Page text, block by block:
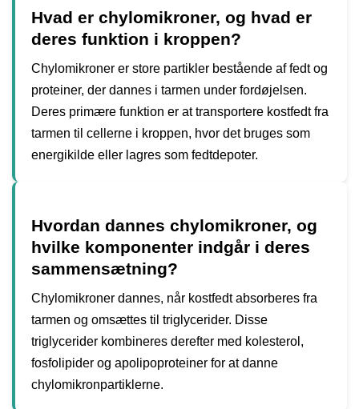
Hvad er chylomikroner, og hvad er
deres funktion i kroppen?
Chylomikroner er store partikler bestående af fedt og
proteiner, der dannes i tarmen under fordøjelsen.
Deres primære funktion er at transportere kostfedt fra
tarmen til cellerne i kroppen, hvor det bruges som
energikilde eller lagres som fedtdepoter.
Hvordan dannes chylomikroner, og
hvilke komponenter indgår i deres
sammensætning?
Chylomikroner dannes, når kostfedt absorberes fra
tarmen og omsættes til triglycerider. Disse
triglycerider kombineres derefter med kolesterol,
fosfolipider og apolipoproteiner for at danne
chylomikronpartiklerne.